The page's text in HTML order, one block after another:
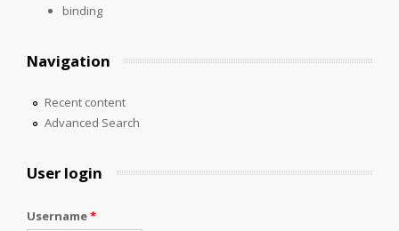
binding
Navigation
Recent content
Advanced Search
User login
Username*